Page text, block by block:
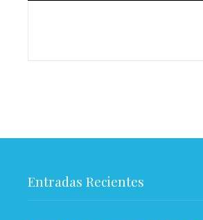
Entradas Recientes